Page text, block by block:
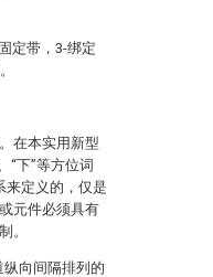
定带，3-绑定
在本实用新型
“下”等方位词
来定义的，仅是
元件必须具有
。
向间隔排列的